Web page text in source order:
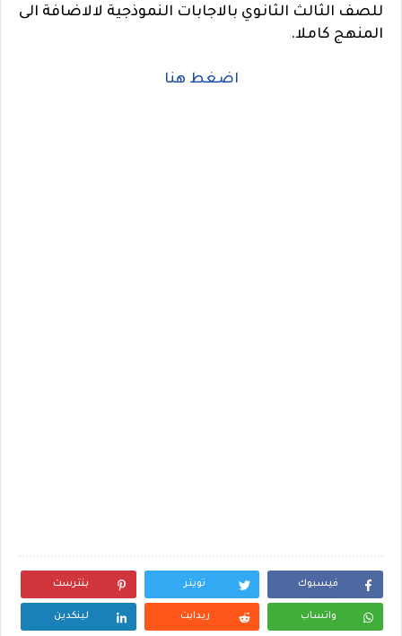
للصف الثالث الثانوي بالاجابات النموذجية لالاضافة الى
المنهج كاملا.
اضغط هنا
فيسبوك تويتر بنترست
واتساب ريدايت لينكدين